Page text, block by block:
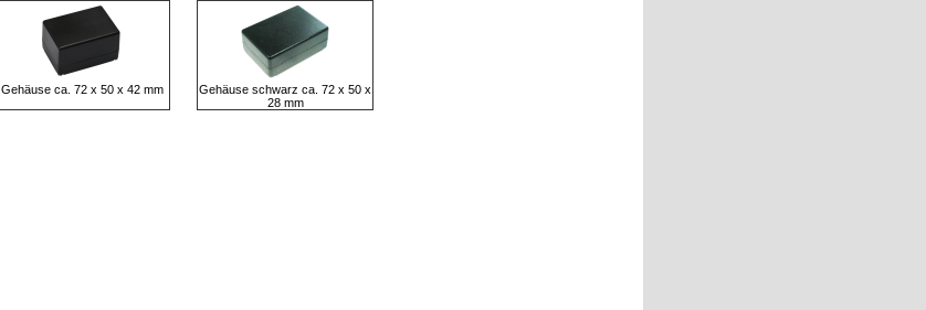
Gehäuse ca. 72 x 50 x 42 mm
Gehäuse schwarz ca. 72 x 50 x
28 mm